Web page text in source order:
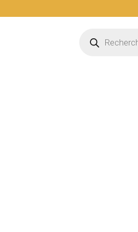
produits